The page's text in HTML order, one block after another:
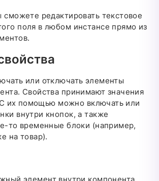
сможете редактировать текстовое
поля в любом инстансе прямо из
или отключать элементы
Свойства принимают значения
их помощью можно включать или
внутри кнопок, а также
то временные блоки (например,
на товар).
элемент внутри компонента.